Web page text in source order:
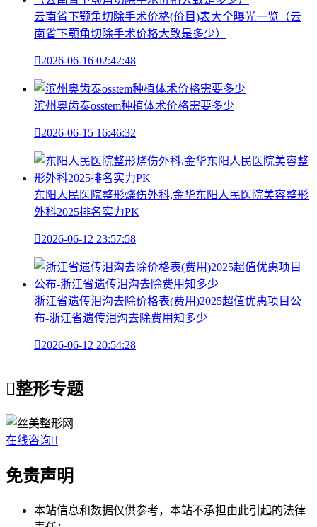
云南省下颚角切除手术价格(价目)表大全曝光一览（云
南省下颚角切除手术价格大致是多少）
2026-06-16 02:42:48
滨州奥齿泰osstem种植体术价格需要多少
2026-06-15 16:46:32
东阳人民医院整形烧伤外科,金华东阳人民医院美容整形
外科2025排名实力PK
2026-06-12 23:57:58
浙江省遗传泪沟去除价格表(费用)2025超值优惠项目公
布-浙江省遗传泪沟去除费用知多少
2026-06-12 20:54:28
整形专题
在线咨询
免责声明
本站信息和数据仅供参考，本站不承担由此引起的法律